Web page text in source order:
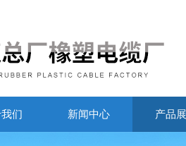
们 新闻中心 产品